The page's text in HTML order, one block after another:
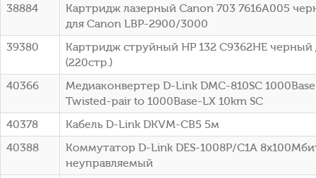
38884
Картридж лазерный Canon 703 7616A005
для Canon LBP-2900/3000
39380
Картридж струйный HP 132 C9362HE черный
(220стр.)
40366
Медиаконвертер D-Link DMC-810SC
Twisted-pair to 1000Base-LX 10km SC
40378
Кабель D-Link DKVM-CB5 5м
40388
Коммутатор D-Link DES-1008P/C1A
неуправляемый